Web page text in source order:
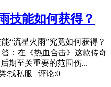
技能如何获得？
“流星火雨”究竟如何获得？
：在《热血合击》这款传奇
期至关重要的范围伤...
:找私服 | 评论:0